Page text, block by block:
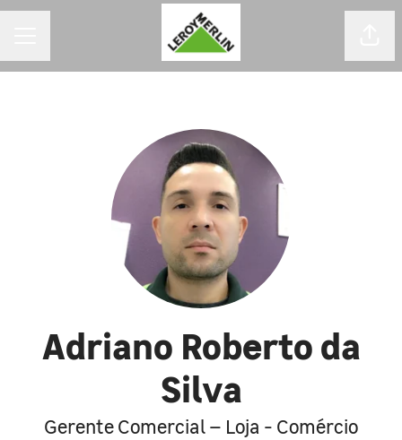
Adriano Roberto da
Silva
Gerente Comercial – Loja - Comércio